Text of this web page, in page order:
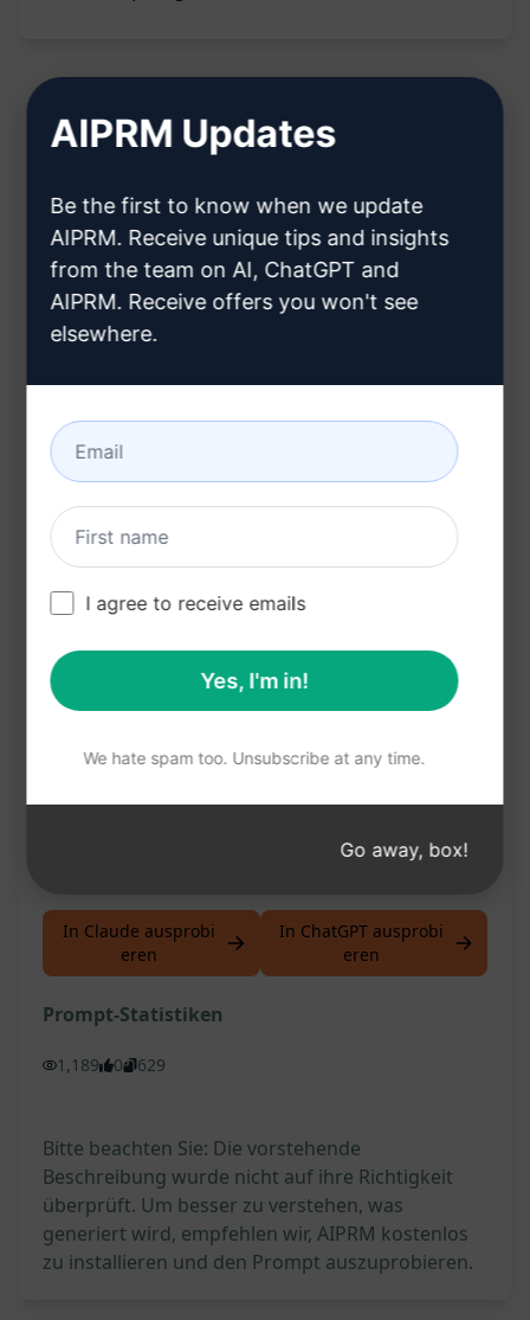
Beschreibung:
[TBD - TO BE DESCRIBED]
Generiere hochwertige Backlink-Themen
effizient
Erhalte kreative Ideen für Backlink-Texte
Verbessere deine SEO-Strategie mit relevanten
Backlink-Themen
Erhalte maßgeschneiderte Vorschläge für
Benefits:
Steigerung der Sichtbarkeit deiner Webseite in
Optimierung deiner Backlink-Strategie für
bessere Suchmaschinenplatzierungen
In Claude ausprobi
eren
In ChatGPT ausprobi
eren
Prompt-Statistiken
1,189 0 629
Bitte beachten Sie: Die vorstehende
Beschreibung wurde nicht auf ihre Richtigkeit
überprüft. Um besser zu verstehen, was
generiert wird, empfehlen wir, AIPRM kostenlos
zu installieren und den Prompt auszuprobieren.
AIPRM Updates
Be the first to know when we update
AIPRM. Receive unique tips and insights
from the team on AI, ChatGPT and
AIPRM. Receive offers you won't see
elsewhere.
I agree to receive emails
Yes, I'm in!
We hate spam too. Unsubscribe at any time.
Go away, box!